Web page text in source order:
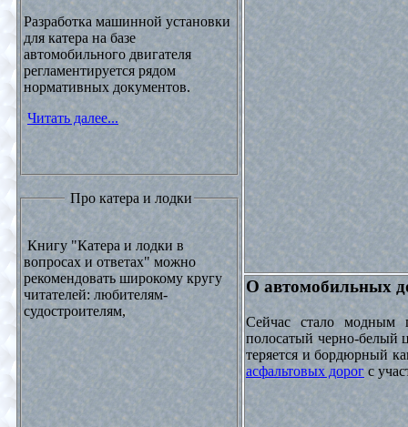
Разработка машинной установки
для катера на базе
автомобильного двигателя
регламентируется рядом
нормативных документов.
Читать далее...
Про катера и лодки
Книгу "Катера и лодки в
вопросах и ответах" можно
рекомендовать широкому кругу
читателей: любителям-
судостроителям,
О автомобильных
Сейчас стало модным
полосатый черно-белый
теряется и бордюрный
асфальтовых дорог с